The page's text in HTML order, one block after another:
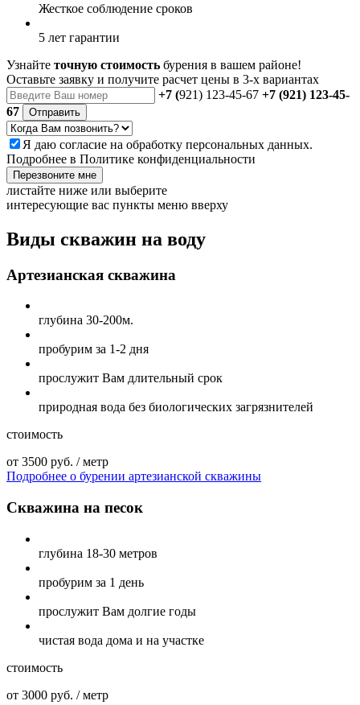
Жесткое соблюдение сроков
5 лет гарантии
Узнайте точную стоимость бурения в вашем районе!
Оставьте заявку и получите расчет цены в 3-х вариантах
+7 (921) 123-45-67 +7 (921) 123-45-
67
Отправить
Я даю согласие на обработку персональных данных.
Подробнее в Политике конфиденциальности
Перезвоните мне
листайте ниже или выберите
интересующие вас пункты меню вверху
Виды скважин на воду
Артезианская скважина
глубина 30-200м.
пробурим за 1-2 дня
прослужит Вам длительный срок
природная вода без биологических загрязнителей
стоимость
от 3500 руб. / метр
Подробнее о бурении артезианской скважины
Скважина на песок
глубина 18-30 метров
пробурим за 1 день
прослужит Вам долгие годы
чистая вода дома и на участке
стоимость
от 3000 руб. / метр